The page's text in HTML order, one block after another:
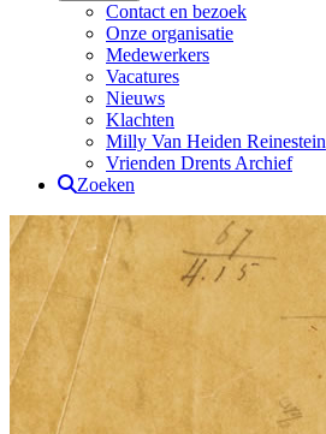
Contact en bezoek
Onze organisatie
Medewerkers
Vacatures
Nieuws
Klachten
Milly Van Heiden Reinestein
Vrienden Drents Archief
Zoeken
Drents Archief